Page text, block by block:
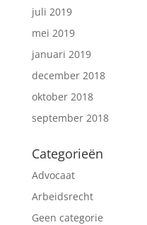
juli 2019
mei 2019
januari 2019
december 2018
oktober 2018
september 2018
Categorieën
Advocaat
Arbeidsrecht
Geen categorie